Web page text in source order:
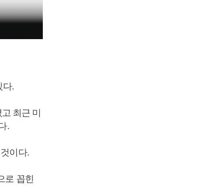
다.
최근 미
.
이다.
로 꼽힌